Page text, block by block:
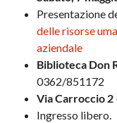
Presentazione
delle risorse
aziendale
Biblioteca Don
0362/851172
Via Carroccio 2
Ingresso libero.